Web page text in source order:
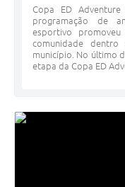
Copa ED
programação de
esportivo
comunidade
município. No último
etapa da Copa ED